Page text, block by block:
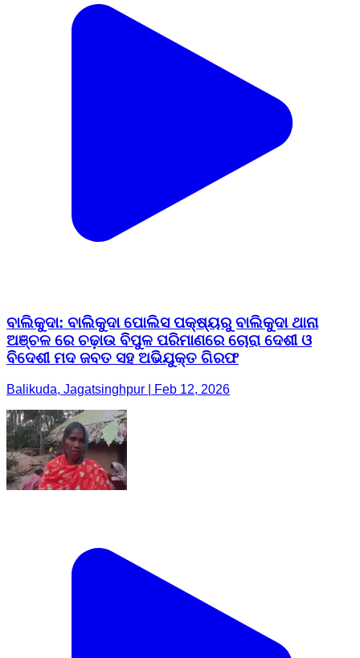
ବାଲିକୁଦା: ବାଲିକୁଦା ପୋଲିସ ପକ୍ଷ୍ୟରୁ ବାଲିକୁଦା ଥାନା
ଅଞ୍ଚଳ ରେ ଚଢ଼ାଉ ବିପୁଳ ପରିମାଣରେ ଚୋରା ଦେଶୀ ଓ
ବିଦେଶୀ ମଦ ଜବତ ସହ ଅଭିଯୁକ୍ତ ଗିରଫ
Balikuda, Jagatsinghpur | Feb 12, 2026